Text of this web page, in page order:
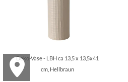
Deko-Vase - LBH ca 13,5 x 13,5x41
cm, Hellbraun